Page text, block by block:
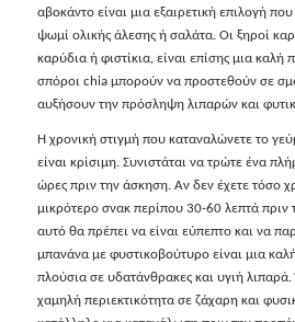
αβοκάντο είναι μια εξαιρετική επιλογή
ψωμί ολικής άλεσης ή σαλάτα. Οι ξηροί
καρύδια ή φιστίκια, είναι επίσης μια
σπόροι chia μπορούν να προστεθούν σε
αυξήσουν την πρόσληψη λιπαρών και
Η χρονική στιγμή που καταναλώνετε το
είναι κρίσιμη. Συνιστάται να τρώτε ένα
ώρες πριν την άσκηση. Αν δεν έχετε τόσο
μικρότερο σνακ περίπου 30-60 λεπτά
αυτό θα πρέπει να είναι εύπεπτο και να
μπανάνα με φυστικοβούτυρο είναι μια
πλούσια σε υδατάνθρακες και υγιή
χαμηλή περιεκτικότητα σε ζάχαρη και